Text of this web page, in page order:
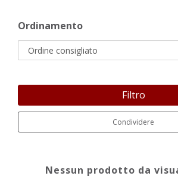
Ordinamento
Filtro
Condividere
Nessun prodotto da